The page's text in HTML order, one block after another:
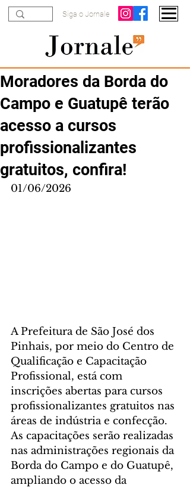
Siga o Jornale
Moradores da Borda do
Campo e Guatupê terão
acesso a cursos
profissionalizantes
gratuitos, confira!
01/06/2026
A Prefeitura de São José dos
Pinhais, por meio do Centro de
Qualificação e Capacitação
Profissional, está com
inscrições abertas para cursos
profissionalizantes gratuitos nas
áreas de indústria e confecção.
As capacitações serão realizadas
nas administrações regionais da
Borda do Campo e do Guatupê,
ampliando o acesso da